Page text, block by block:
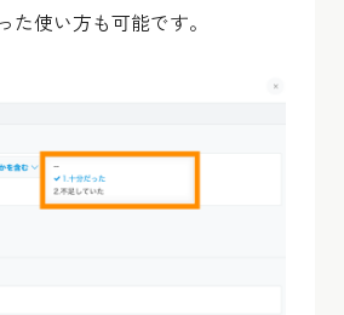
た使い方も可能です。